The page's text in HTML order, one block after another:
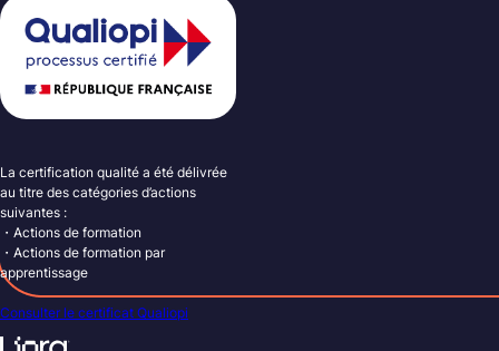
La certification qualité a été délivrée
au titre des catégories d’actions
suivantes :
・Actions de formation
・Actions de formation par
apprentissage
Consulter le certificat Qualiopi